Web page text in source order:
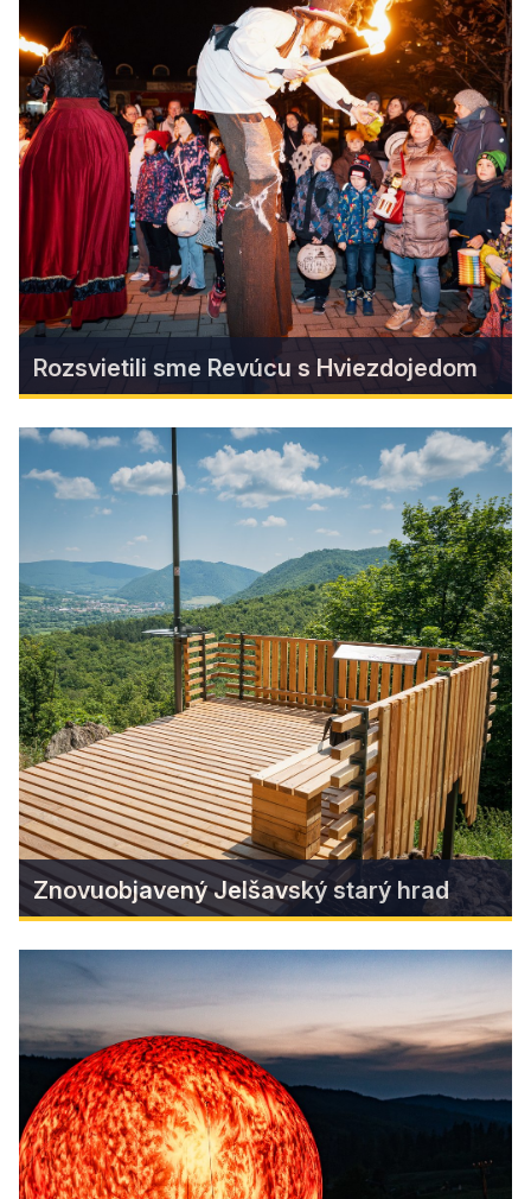
Rozhľadňa Jeden strom v
Jesenskom
Na kopci Jeden strom nad obcou Jesenské
vyrástla 13-metrová rozhľadňa, ktorá sa okamžite
stala novým lákadlom pre turistov aj domácich.
Find more
Rozsvietili sme Revúcu s Hviezdojedom
Rozsvietili sme Revúcu s
Hviezdojedom
Hviezdy Revúcej opäť ožili! V piatok 14.
novembra o 17:00 sme sa spoločne ponorili do
magického príbehu Hviezdojeda, ktorý ukradol
hviezdy Revúcej
Find more
Znovuobjavený Jelšavský starý hrad
Znovuobjavený Jelšavský starý
hrad
Len 3 km od Jelšavy, v objatí hustých lesov na
skalnom hrebeni, čaká miesto, ktoré si zamilujú